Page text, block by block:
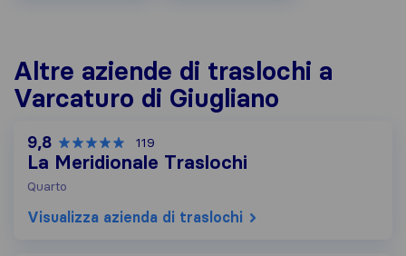
Altre aziende di traslochi a
Varcaturo di Giugliano
9,8 119
La Meridionale Traslochi
Quarto
Visualizza azienda di traslochi